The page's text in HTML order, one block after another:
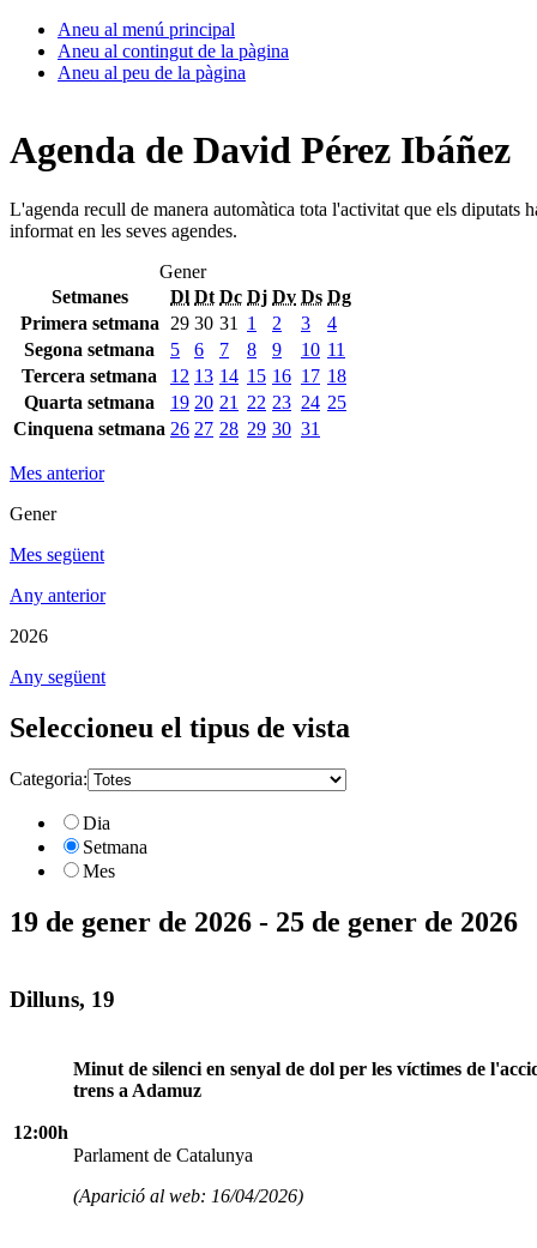
Aneu al menú principal
Aneu al contingut de la pàgina
Aneu al peu de la pàgina
Agenda de David Pérez Ibáñez
L'agenda recull de manera automàtica tota l'activitat que els diputats
informat en les seves agendes.
Gener
Setmanes
Dl Dt Dc Dj Dv Ds Dg
Primera setmana
29 30 31 1 2 3
4
Segona setmana
5 6 7 8 9 10 11
Tercera setmana
12 13 14 15 16 17 18
Quarta setmana
19 20 21 22 23 24 25
Cinquena setmana 26 27 28 29 30 31
Mes anterior
Gener
Mes següent
Any anterior
2026
Any següent
Seleccioneu el tipus de vista
Categoria:
Dia
Setmana
Mes
19 de gener de 2026 - 25 de gener de 2026
Dilluns, 19
12:00h
Minut de silenci en senyal de dol per les víctimes de
trens a Adamuz
Parlament de Catalunya
(Aparició al web: 16/04/2026)